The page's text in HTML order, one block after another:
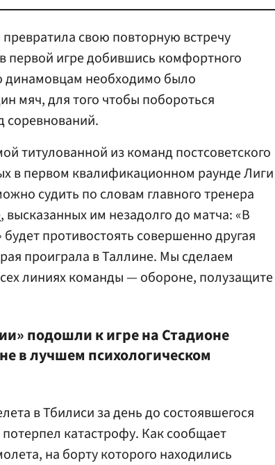
свою повторную встречу
первой игре добившись комфортного
динамовцам необходимо было
мяч, для того чтобы побороться
соревнований.
титулованной из команд постсоветского
в первом квалификационном раунде Лиги
судить по словам главного тренера
, высказанных им незадолго до матча: «В
противостоять совершенно другая
проиграла в Таллине. Мы сделаем
линиях команды — обороне, полузащите
подошли к игре на Стадионе
в лучшем психологическом
в Тбилиси за день до состоявшегося
катастрофу. Как сообщает
на борту которого находились